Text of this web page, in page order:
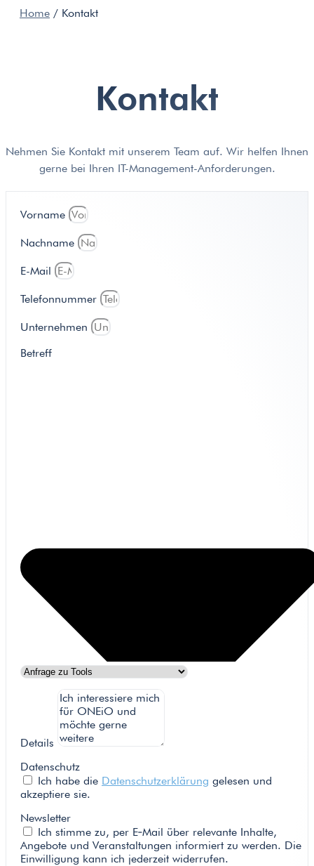
Home / Kontakt
Kontakt
Nehmen Sie Kontakt mit unserem Team auf. Wir helfen Ihnen
gerne bei Ihren IT-Management-Anforderungen.
Vorname
Nachname
E-Mail
Telefonnummer
Unternehmen
Betreff
Details
Datenschutz
Ich habe die Datenschutzerklärung gelesen und
akzeptiere sie.
Newsletter
Ich stimme zu, per E‑Mail über relevante Inhalte,
Angebote und Veranstaltungen informiert zu werden. Die
Einwilligung kann ich jederzeit widerrufen.